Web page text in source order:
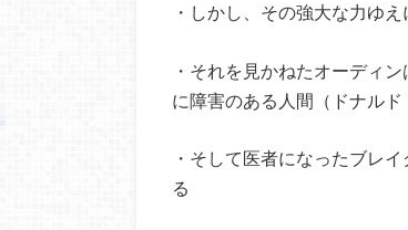
・しかし、その強大な力ゆ
・それを見かねたオーディ
に障害のある人間（ドナル
・そして医者になったブレ
る